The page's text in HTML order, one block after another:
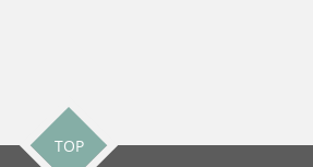
TOP